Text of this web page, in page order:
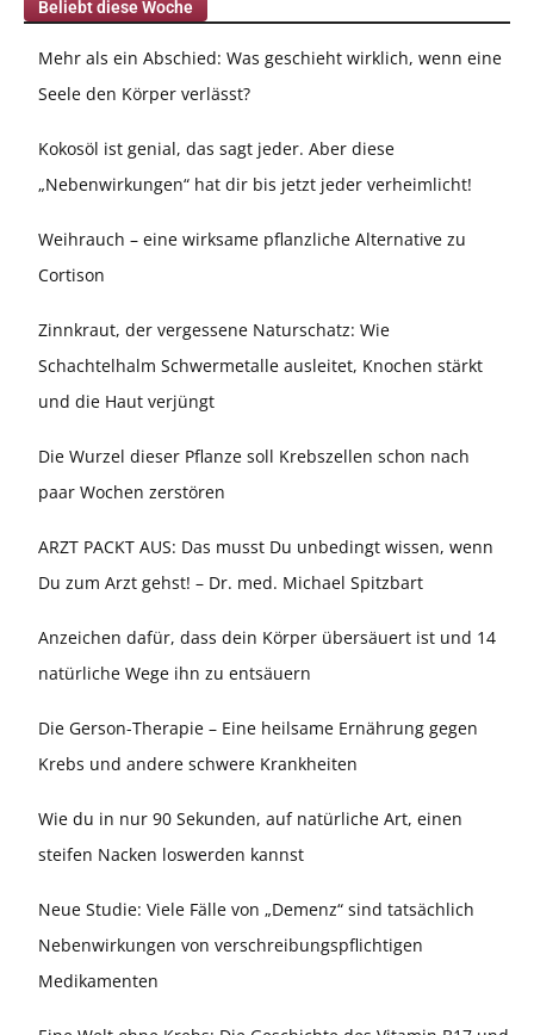
Beliebt diese Woche
Mehr als ein Abschied: Was geschieht wirklich, wenn eine
Seele den Körper verlässt?
Kokosöl ist genial, das sagt jeder. Aber diese
„Nebenwirkungen“ hat dir bis jetzt jeder verheimlicht!
Weihrauch – eine wirksame pflanzliche Alternative zu
Cortison
Zinnkraut, der vergessene Naturschatz: Wie
Schachtelhalm Schwermetalle ausleitet, Knochen stärkt
und die Haut verjüngt
Die Wurzel dieser Pflanze soll Krebszellen schon nach
paar Wochen zerstören
ARZT PACKT AUS: Das musst Du unbedingt wissen, wenn
Du zum Arzt gehst! – Dr. med. Michael Spitzbart
Anzeichen dafür, dass dein Körper übersäuert ist und 14
natürliche Wege ihn zu entsäuern
Die Gerson-Therapie – Eine heilsame Ernährung gegen
Krebs und andere schwere Krankheiten
Wie du in nur 90 Sekunden, auf natürliche Art, einen
steifen Nacken loswerden kannst
Neue Studie: Viele Fälle von „Demenz“ sind tatsächlich
Nebenwirkungen von verschreibungspflichtigen
Medikamenten